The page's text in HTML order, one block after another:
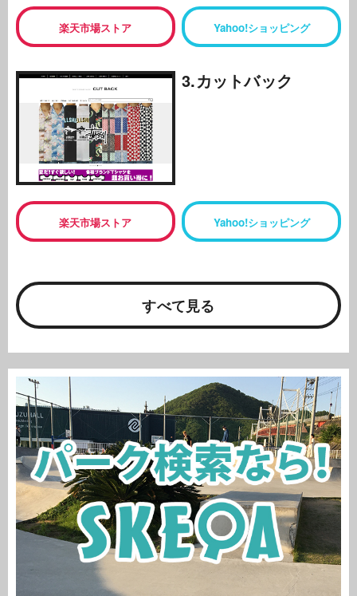
楽天市場ストア Yahoo!ショッピング
3.カットバック
楽天市場ストア Yahoo!ショッピング
すべて見る